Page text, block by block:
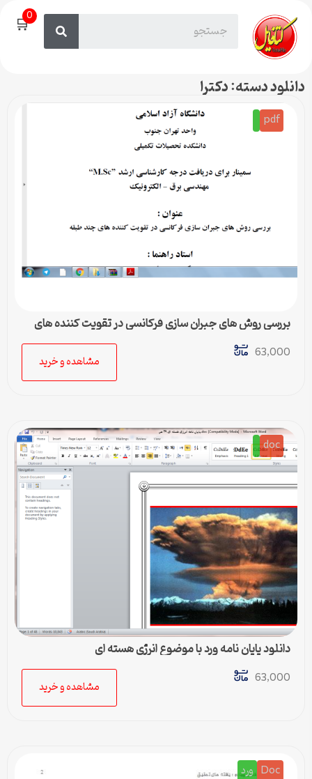
🛒0
دانلود دسته: دکترا
pdf
بررسی روش های جبران سازی فرکانسی در تقویت کننده های
چند طبقه
63,000
مشاهده و خرید
doc
دانلود پایان نامه ورد با موضوع انرژی هسته ای
63,000
مشاهده و خرید
Doc ورد